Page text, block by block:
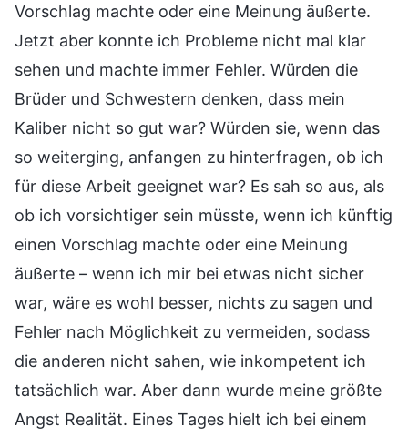
Vorschlag machte oder eine Meinung äußerte.
Jetzt aber konnte ich Probleme nicht mal klar
sehen und machte immer Fehler. Würden die
Brüder und Schwestern denken, dass mein
Kaliber nicht so gut war? Würden sie, wenn das
so weiterging, anfangen zu hinterfragen, ob ich
für diese Arbeit geeignet war? Es sah so aus, als
ob ich vorsichtiger sein müsste, wenn ich künftig
einen Vorschlag machte oder eine Meinung
äußerte – wenn ich mir bei etwas nicht sicher
war, wäre es wohl besser, nichts zu sagen und
Fehler nach Möglichkeit zu vermeiden, sodass
die anderen nicht sahen, wie inkompetent ich
tatsächlich war. Aber dann wurde meine größte
Angst Realität. Eines Tages hielt ich bei einem